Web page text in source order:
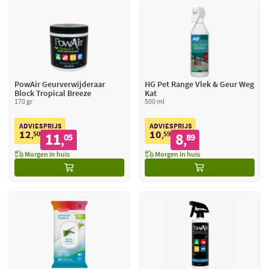
PowAir Geurverwijderaar
Block Tropical Breeze
170 gr
ADVIESPRIJS
12,50 11,05
Morgen in huis
HG Pet Range Vlek & Geur Weg
Kat
500 ml
ADVIESPRIJS
10,59 8,89
Morgen in huis